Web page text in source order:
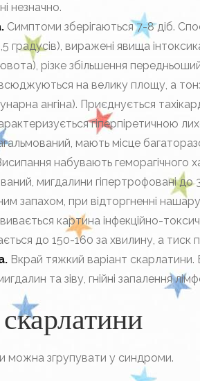
незначно.
Симптоми зберігаються 7-8 діб.
градусів), виражені явища
різке збільшення
на велику площу, а
ангіна). Приєднується
гіперпіретичною
мають місце
набувають геморагічного
мигдалини гіпертрофовані до
запахом, при відторгненні
картина інфекційно-
до 150-160 за хвилину, а тиск
Вкрай тяжкий варіант скарлатини.
та зіву, гнійні запалення
можна згрупувати у синдроми.